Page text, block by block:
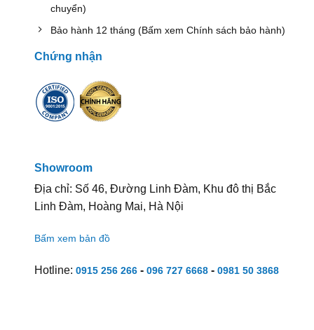
chuyển)
Bảo hành 12 tháng (Bấm xem Chính sách bảo hành)
Chứng nhận
Showroom
Địa chỉ: Số 46, Đường Linh Đàm, Khu đô thị Bắc
Linh Đàm, Hoàng Mai, Hà Nội
Bấm xem bản đồ
Hotline: 0915 256 266- 096 727 6668- 0981 50 3868